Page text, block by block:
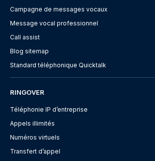
Campagne de messages vocaux
Message vocal professionnel
Call assist
Blog sitemap
Standard téléphonique Quicktalk
RINGOVER
Téléphonie IP d’entreprise
Appels illimités
Numéros virtuels
Transfert d’appel